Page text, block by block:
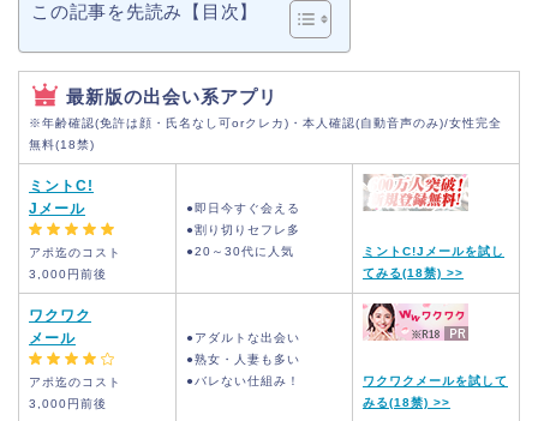
この記事を先読み【目次】
最新版の出会い系アプリ
※年齢確認(免許は顔・氏名なし可orクレカ)・本人確認(自動音声のみ)/女性完全
無料(18禁)
ミントC!
Jメール
アポ迄のコスト
3,000円前後
●即日今すぐ会える
●割り切りセフレ多
●20～30代に人気
ミントC!Jメールを試し
てみる(18禁) >>
ワクワク
メール
アポ迄のコスト
3,000円前後
●アダルトな出会い
●熟女・人妻も多い
●バレない仕組み！
ワクワクメールを試して
みる(18禁) >>